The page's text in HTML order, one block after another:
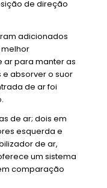
de direção
adicionados
ar para manter as
absorver o suor
de ar foi
de ar; dois em
esquerda e
de ar,
um sistema
comparação